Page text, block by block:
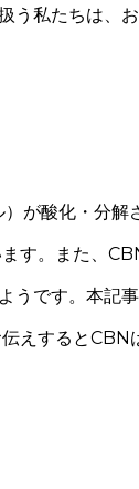
う私たちは、
が酸化・分解
す。また、
うです。本記
えするとCBN